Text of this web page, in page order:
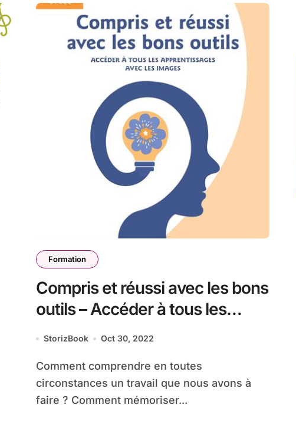
Formation
Compris et réussi avec les bons
outils – Accéder à tous les
apprentissages avec les
StorizBook Oct 30, 2022
Comment comprendre en toutes
circonstances un travail que nous avons à
faire ? Comment mémoriser...